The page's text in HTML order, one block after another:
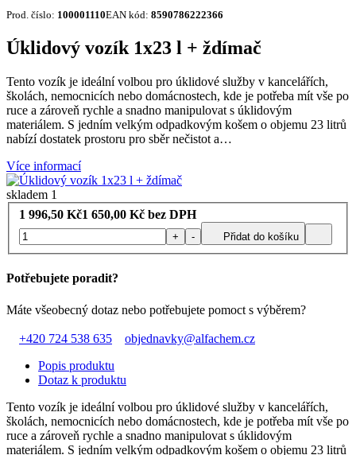
Prod. číslo: 100001110EAN kód: 8590786222366
Úklidový vozík 1x23 l + ždímač
Tento vozík je ideální volbou pro úklidové služby v kancelářích,
školách, nemocnicích nebo domácnostech, kde je potřeba mít vše po
ruce a zároveň rychle a snadno manipulovat s úklidovým
materiálem. S jedním velkým odpadkovým košem o objemu 23 litrů
nabízí dostatek prostoru pro sběr nečistot a…
Více informací
skladem 1
1 996,50 Kč1 650,00 Kč bez DPH
+ - Přidat do košíku
Potřebujete poradit?
Máte všeobecný dotaz nebo potřebujete pomoct s výběrem?
+420 724 538 635
objednavky@alfachem.cz
Popis produktu
Dotaz k produktu
Tento vozík je ideální volbou pro úklidové služby v kancelářích,
školách, nemocnicích nebo domácnostech, kde je potřeba mít vše po
ruce a zároveň rychle a snadno manipulovat s úklidovým
materiálem. S jedním velkým odpadkovým košem o objemu 23 litrů